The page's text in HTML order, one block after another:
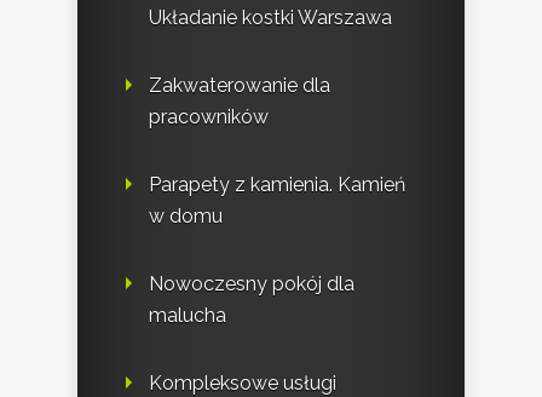
Układanie kostki Warszawa
Zakwaterowanie dla
pracowników
Parapety z kamienia. Kamień
w domu
Nowoczesny pokój dla
malucha
Kompleksowe usługi